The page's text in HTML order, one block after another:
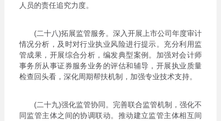
人员的责任追究力度。
(二十八)拓展监管服务。深入开展上市公司年度审计
情况分析，及时对行业执业风险进行提示。充分利用监
管成果，开展综合分析，编发典型案例。加强对会计师
事务所从事证券服务业务的评估和辅导，开展执业质量
检查回头看，深化周期帮扶机制，加强专业技术支持。
(二十九)强化监管协同。完善联合监管机制，强化不
同监管主体之间的协调联动。推动建立监管主体相互间